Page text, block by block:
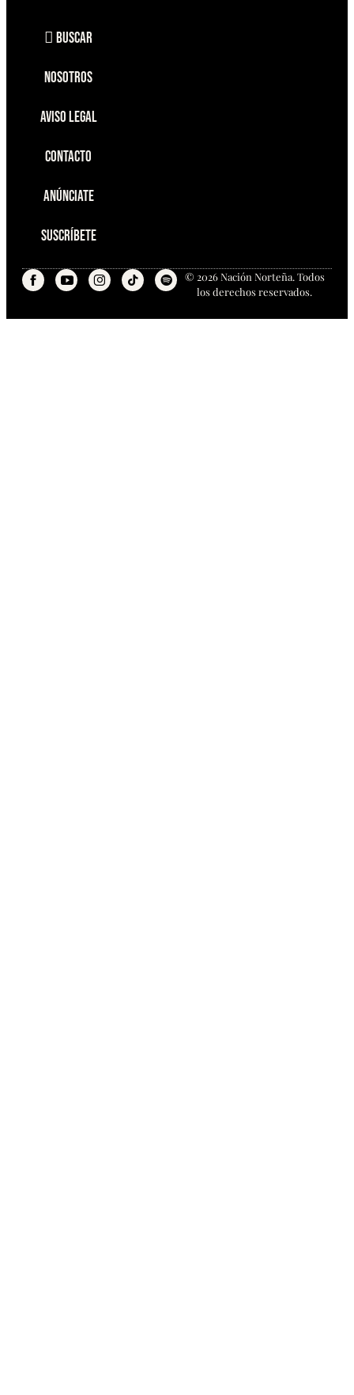
Buscar
Nosotros
Aviso Legal
Contacto
Anúnciate
Suscríbete
© 2026 Nación Norteña. Todos
los derechos reservados.